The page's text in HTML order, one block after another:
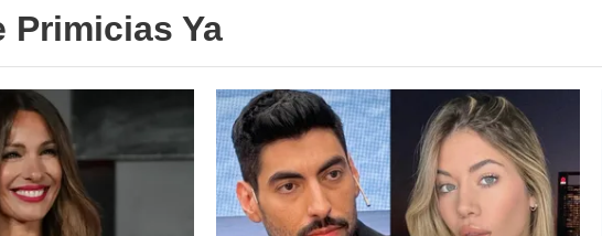
Primicias Ya